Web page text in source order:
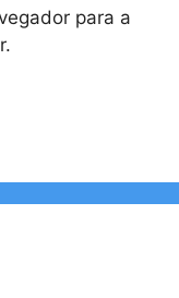
para a